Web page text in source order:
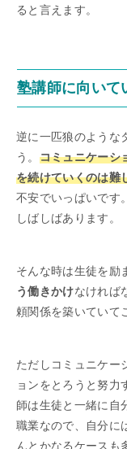
ると言えます。
塾講師に向いて
逆に一匹狼のような
う。 コミュニケーシ
を続けていくのは難
不安でいっぱいです
しばしばあります。
そんな時は生徒を励
う働きかけなければ
頼関係を築いていて
ただしコミュニケー
ョンをとろうと努力
師は生徒と一緒に自
職業なので、自分に
んとかなるケースも